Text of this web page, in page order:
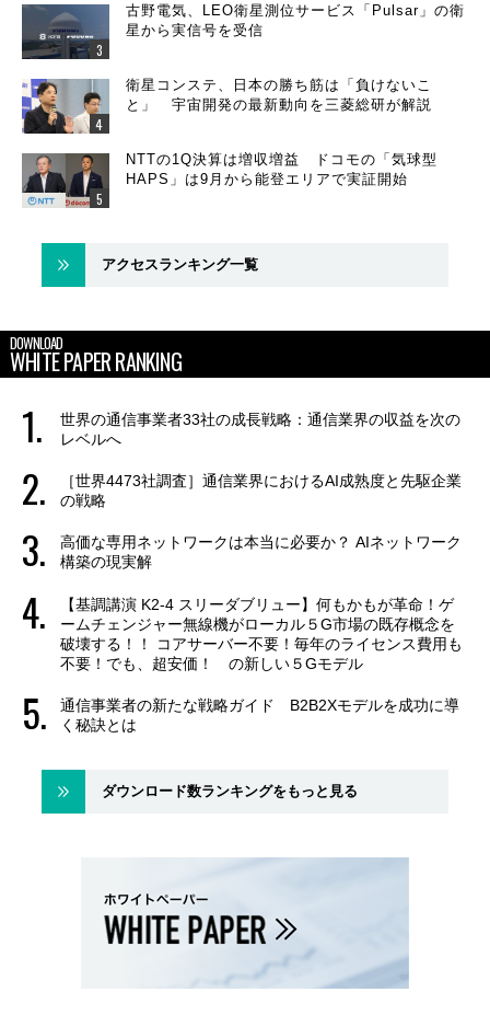
古野電気、LEO衛星測位サービス「Pulsar」の衛
星から実信号を受信
衛星コンステ、日本の勝ち筋は「負けないこ
と」 宇宙開発の最新動向を三菱総研が解説
NTTの1Q決算は増収増益 ドコモの「気球型
HAPS」は9月から能登エリアで実証開始
アクセスランキング一覧
DOWNLOAD
WHITE PAPER RANKING
世界の通信事業者33社の成長戦略：通信業界の収益を次の
レベルへ
［世界4473社調査］通信業界におけるAI成熟度と先駆企業
の戦略
高価な専用ネットワークは本当に必要か？ AIネットワーク
構築の現実解
【基調講演 K2-4 スリーダブリュー】何もかもが革命！ゲ
ームチェンジャー無線機がローカル５G市場の既存概念を
破壊する！！ コアサーバー不要！毎年のライセンス費用も
不要！でも、超安価！ の新しい５Gモデル
通信事業者の新たな戦略ガイド B2B2Xモデルを成功に導
く秘訣とは
ダウンロード数ランキングをもっと見る